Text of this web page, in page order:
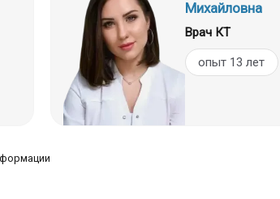
Михайловна
Врач КТ
опыт 13 лет